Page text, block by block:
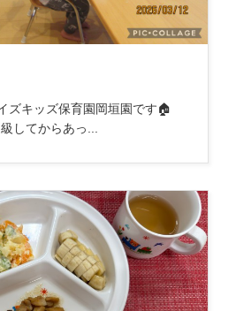
ズキッズ保育園岡垣園です🏠
してからあっ...